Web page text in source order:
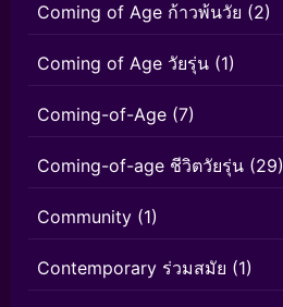
Coming of Age ก้าวพ้นวัย (2)
Coming of Age วัยรุ่น (1)
Coming-of-Age (7)
Coming-of-age ชีวิตวัยรุ่น (29)
Community (1)
Contemporary ร่วมสมัย (1)